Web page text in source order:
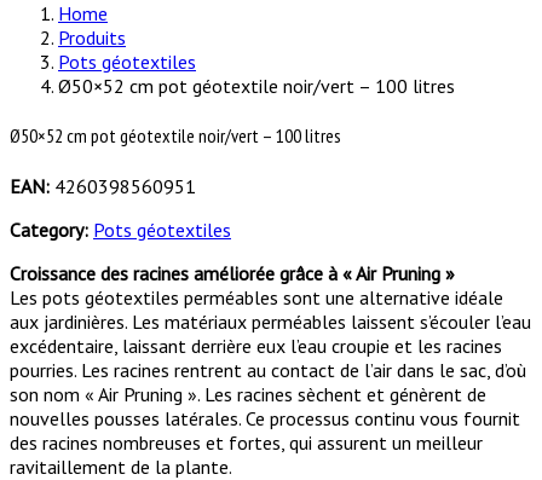
Home
Produits
Pots géotextiles
Ø50×52 cm pot géotextile noir/vert – 100 litres
Ø50×52 cm pot géotextile noir/vert – 100 litres
EAN: 4260398560951
Category: Pots géotextiles
Croissance des racines améliorée grâce à « Air Pruning »
Les pots géotextiles perméables sont une alternative idéale
aux jardinières. Les matériaux perméables laissent s’écouler l’eau
excédentaire, laissant derrière eux l’eau croupie et les racines
pourries. Les racines rentrent au contact de l’air dans le sac, d’où
son nom « Air Pruning ». Les racines sèchent et génèrent de
nouvelles pousses latérales. Ce processus continu vous fournit
des racines nombreuses et fortes, qui assurent un meilleur
ravitaillement de la plante.